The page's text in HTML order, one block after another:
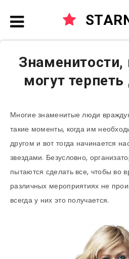
Знаменитости,
могут терпеть
Многие знаменитые люди
такие моменты, когда им
другом и вот тогда начинается
звездами. Безусловно,
пытаются сделать все, чтобы во
различных мероприятиях не
всегда у них это получается.